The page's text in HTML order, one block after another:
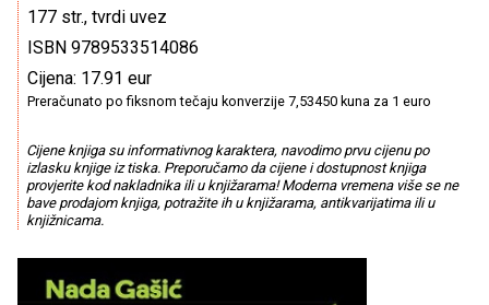
177 str., tvrdi uvez
ISBN 9789533514086
Cijena: 17.91 eur
Preračunato po fiksnom tečaju konverzije 7,53450 kuna za 1 euro
Cijene knjiga su informativnog karaktera, navodimo prvu cijenu po
izlasku knjige iz tiska. Preporučamo da cijene i dostupnost knjiga
provjerite kod nakladnika ili u knjižarama! Moderna vremena više se ne
bave prodajom knjiga, potražite ih u knjižarama, antikvarijatima ili u
knjižnicama.